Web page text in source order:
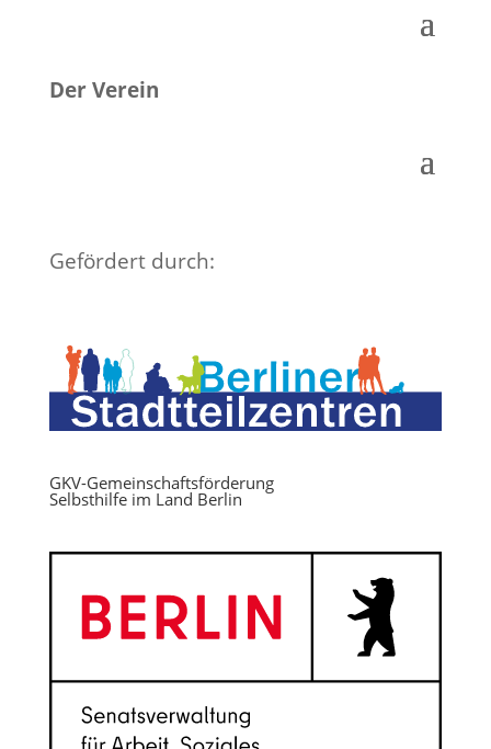
Der Verein
Gefördert durch:
GKV-Gemeinschaftsförderung
Selbsthilfe im Land Berlin